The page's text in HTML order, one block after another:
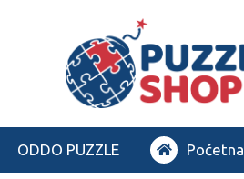
ODDO PUZZLE Početna